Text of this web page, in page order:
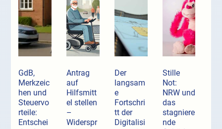
GdB,
Merkzeic
hen und
Steuervo
rteile:
Entschei
Antrag
auf
Hilfsmitt
el stellen
–
Widerspr
Der
langsam
e
Fortschri
tt der
Digitalisi
Stille
Not:
NRW und
das
stagniere
nde